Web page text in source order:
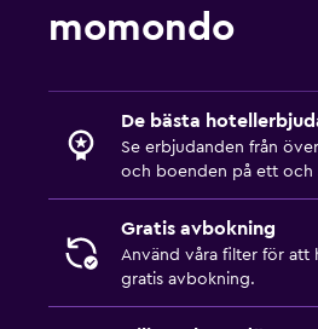
momondo
De bästa
Se erbjudanden från
och boenden på ett och
Gratis avbokning
Använd våra filter för att
gratis avbokning.